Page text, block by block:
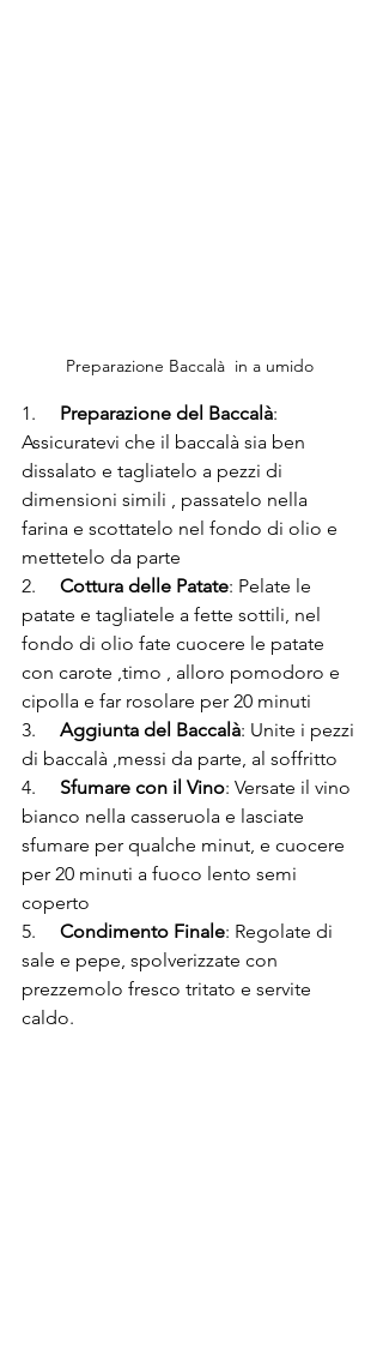
Preparazione Baccalà  in a umido
1. Preparazione del Baccalà:
Assicuratevi che il baccalà sia ben
dissalato e tagliatelo a pezzi di
dimensioni simili , passatelo nella
farina e scottatelo nel fondo di olio e
mettetelo da parte
2. Cottura delle Patate: Pelate le
patate e tagliatele a fette sottili, nel
fondo di olio fate cuocere le patate
con carote ,timo , alloro pomodoro e
cipolla e far rosolare per 20 minuti
3. Aggiunta del Baccalà: Unite i pezzi
di baccalà ,messi da parte, al soffritto
4. Sfumare con il Vino: Versate il vino
bianco nella casseruola e lasciate
sfumare per qualche minut, e cuocere
per 20 minuti a fuoco lento semi
coperto
5. Condimento Finale: Regolate di
sale e pepe, spolverizzate con
prezzemolo fresco tritato e servite
caldo.